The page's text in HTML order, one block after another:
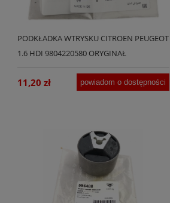
PODKŁADKA WTRYSKU CITROEN PEUGEOT
1.6 HDI 9804220580 ORYGINAŁ
11,20 zł powiadom o dostępności